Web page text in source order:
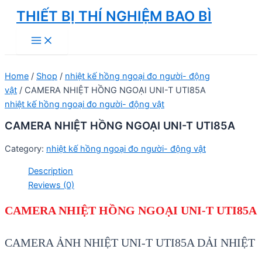
Skip
content
THIẾT BỊ THÍ NGHIỆM BAO BÌ
Main
Menu
Home / Shop / nhiệt kế hồng ngoại đo người- động
vật / CAMERA NHIỆT HỒNG NGOẠI UNI-T UTI85A
nhiệt kế hồng ngoại đo người- động vật
CAMERA NHIỆT HỒNG NGOẠI UNI-T UTI85A
Category: nhiệt kế hồng ngoại đo người- động vật
Description
Reviews (0)
CAMERA NHIỆT HỒNG NGOẠI UNI-T UTI85A
CAMERA ẢNH NHIỆT UNI-T UTI85A DẢI NHIỆT